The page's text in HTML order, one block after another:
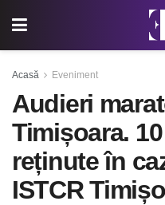
Acasă Eveniment
Audieri
Timișoara.
reținute în
ISTCR